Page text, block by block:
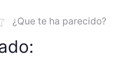
¿Que te ha parecido?